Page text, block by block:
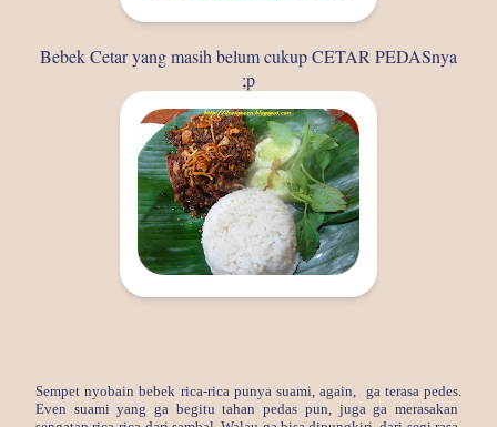
Bebek Cetar yang masih belum cukup CETAR PEDASnya
;p
Sempet nyobain bebek rica-rica punya suami, again, ga terasa pedes.
Even suami yang ga begitu tahan pedas pun, juga ga merasakan